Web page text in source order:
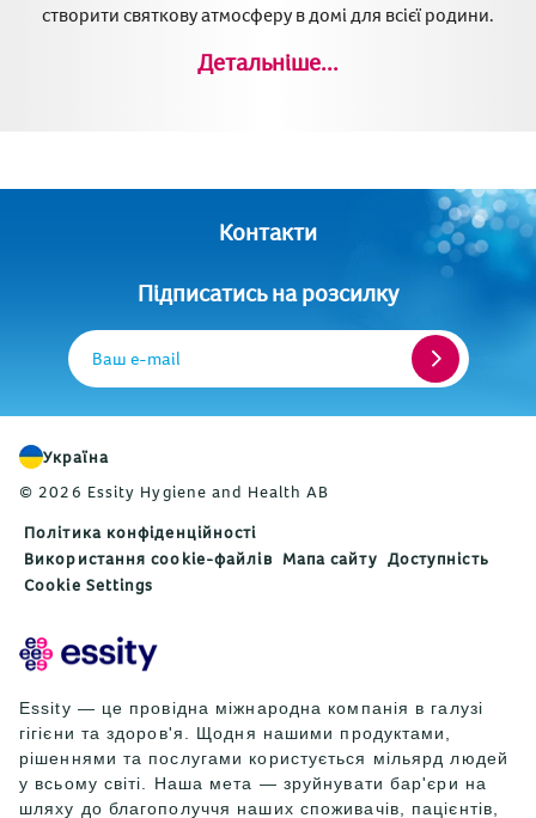
створити святкову атмосферу в домі для всієї родини.
Детальніше...
Контакти
Підписатись на розсилку
Ваш e-mail
Україна
© 2026 Essity Hygiene and Health AB
Політика конфіденційності
Використання cookie-файлів Мапа сайту Доступність
Cookie Settings
Essity — це провідна міжнародна компанія в галузі
гігієни та здоров'я. Щодня нашими продуктами,
рішеннями та послугами користується мільярд людей
у всьому світі. Наша мета — зруйнувати бар'єри на
шляху до благополуччя наших споживачів, пацієнтів,